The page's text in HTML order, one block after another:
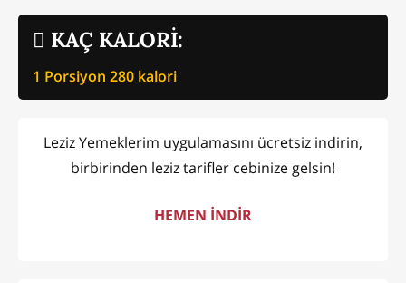
KAÇ KALORİ:
1 Porsiyon 280 kalori
Leziz Yemeklerim uygulamasını ücretsiz indirin,
birbirinden leziz tarifler cebinize gelsin!
HEMEN İNDİR